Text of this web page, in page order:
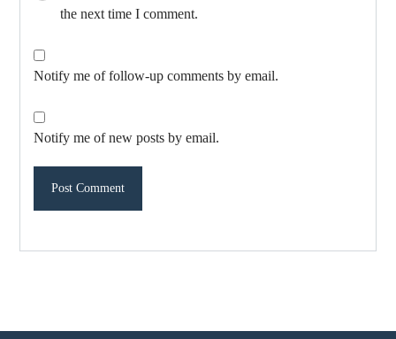
the next time I comment.
Notify me of follow-up comments by email.
Notify me of new posts by email.